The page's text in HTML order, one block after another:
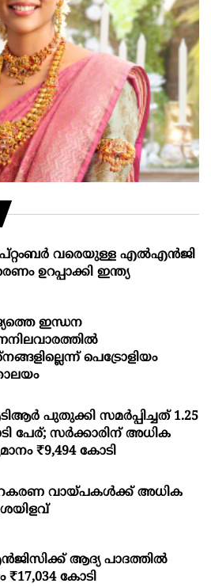
വരെയുള്ള എൽഎൻജി
ഉറപ്പാക്കി ഇന്ത്യ
ഇന്ധന
പെട്രോളിയം
പുതുക്കി സമർപ്പിച്ചത് 1.25
പേര്; സർക്കാരിന് അധിക
₹9,494 കോടി
വായ്പകള്‍ക്ക് അധിക
ആദ്യ പാദത്തില്‍
₹17,034 കോടി